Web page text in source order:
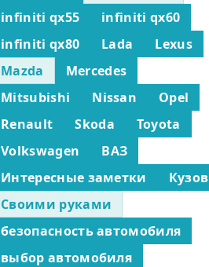
infiniti qx55
infiniti qx60
infiniti qx80
Lada
Lexus
Mazda
Mercedes
Mitsubishi
Nissan
Opel
Renault
Skoda
Toyota
Volkswagen
ВАЗ
Интересные заметки
Кузов
Своими руками
безопасность автомобиля
выбор автомобиля